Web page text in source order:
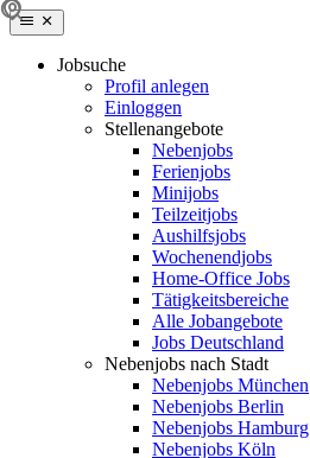
Jobsuche
Profil anlegen
Einloggen
Stellenangebote
Nebenjobs
Ferienjobs
Minijobs
Teilzeitjobs
Aushilfsjobs
Wochenendjobs
Home-Office Jobs
Tätigkeitsbereiche
Alle Jobangebote
Jobs Deutschland
Nebenjobs nach Stadt
Nebenjobs München
Nebenjobs Berlin
Nebenjobs Hamburg
Nebenjobs Köln